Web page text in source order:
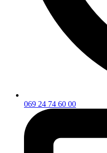
069 24 74 60 00